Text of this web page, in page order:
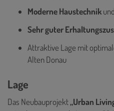
Moderne Haustechnik
Sehr guter
Attraktive Lage mit
Alten Donau
Lage
Das Neubauprojekt„Urban